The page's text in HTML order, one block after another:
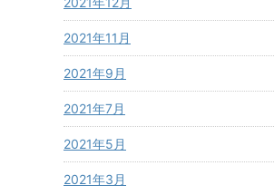
2021年11月
2021年9月
2021年7月
2021年5月
2021年3月